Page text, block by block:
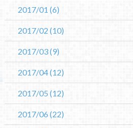
2017/01 (6)
2017/02 (10)
2017/03(9)
2017/04(12)
2017/05(12)
2017/06(22)